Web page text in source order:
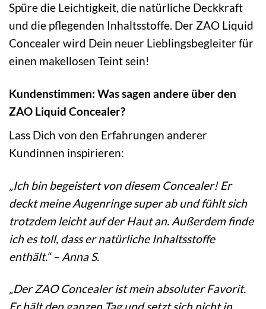
Spüre die Leichtigkeit, die natürliche Deckkraft
und die pflegenden Inhaltsstoffe. Der ZAO Liquid
Concealer wird Dein neuer Lieblingsbegleiter für
einen makellosen Teint sein!
Kundenstimmen: Was sagen andere über den
ZAO Liquid Concealer?
Lass Dich von den Erfahrungen anderer
Kundinnen inspirieren:
„Ich bin begeistert von diesem Concealer! Er
deckt meine Augenringe super ab und fühlt sich
trotzdem leicht auf der Haut an. Außerdem finde
ich es toll, dass er natürliche Inhaltsstoffe
enthält.“ – Anna S.
„Der ZAO Concealer ist mein absoluter Favorit.